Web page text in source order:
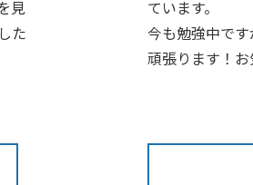
見
た
ています。
今も勉強中で
頑張ります！